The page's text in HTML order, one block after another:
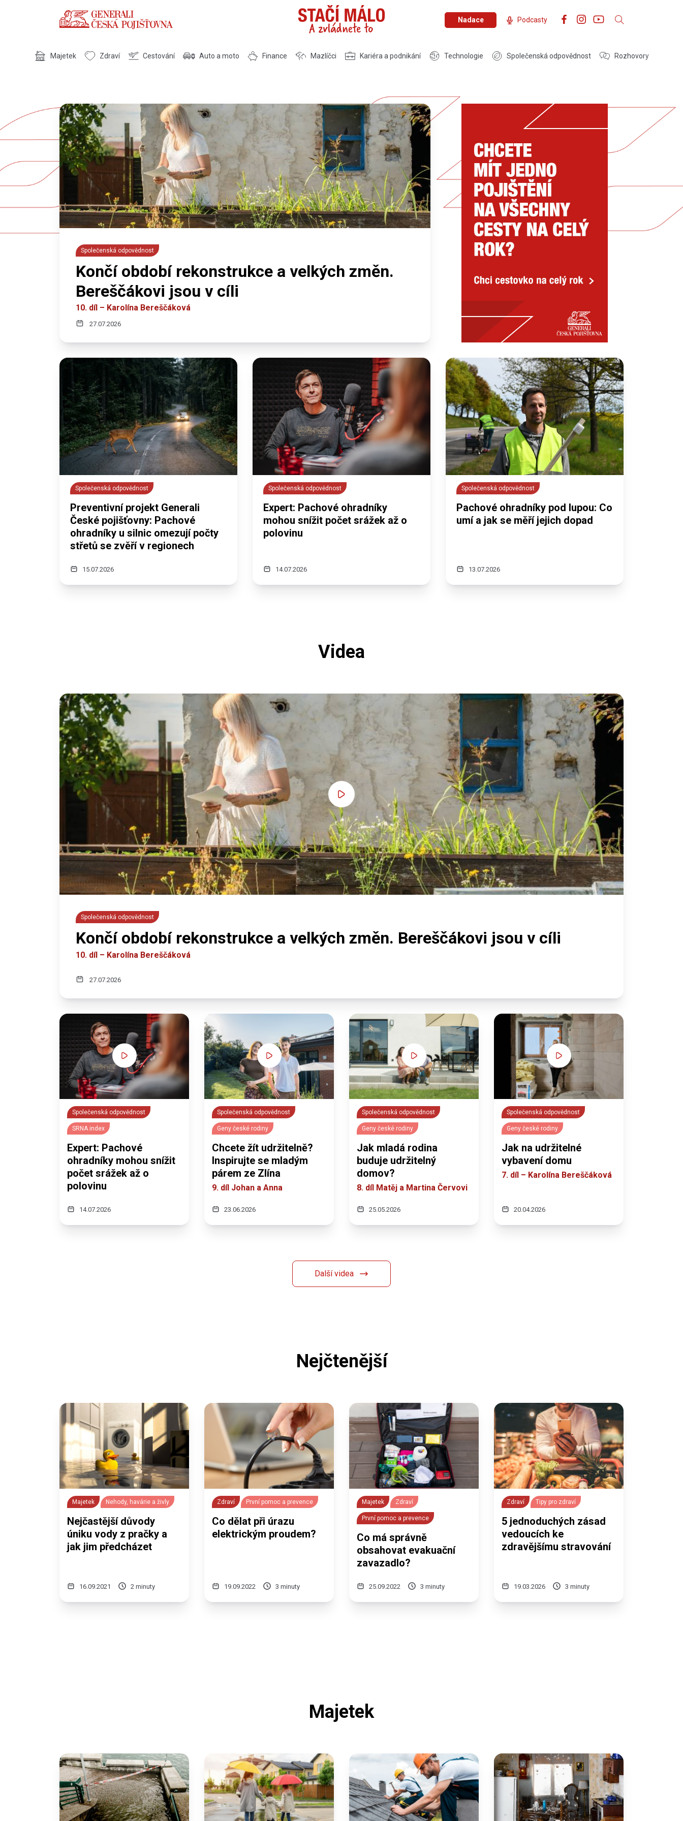
Nadace Podcasty
Majetek Zdraví Cestování Auto a moto Finance Mazlíčci Kariéra a podnikání Technologie Společenská odpovědnost Rozhovory
Společenská odpovědnost
Končí období rekonstrukce a velkých změn.
Bereščákovi jsou v cíli
10. díl – Karolína Bereščáková
27.07.2026
Společenská odpovědnost
Preventivní projekt Generali
České pojišťovny: Pachové
ohradníky u silnic omezují počty
střetů se zvěří v regionech
15.07.2026
Společenská odpovědnost
Expert: Pachové ohradníky
mohou snížit počet srážek až o
polovinu
14.07.2026
Společenská odpovědnost
Pachové ohradníky pod lupou: Co
umí a jak se měří jejich dopad
13.07.2026
Videa
Společenská odpovědnost
Končí období rekonstrukce a velkých změn. Bereščákovi jsou v cíli
10. díl – Karolína Bereščáková
27.07.2026
Společenská odpovědnost
SRNA index
Expert: Pachové
ohradníky mohou snížit
počet srážek až o
polovinu
14.07.2026
Společenská odpovědnost
Geny české rodiny
Chcete žít udržitelně?
Inspirujte se mladým
párem ze Zlína
9. díl Johan a Anna
23.06.2026
Společenská odpovědnost
Geny české rodiny
Jak mladá rodina
buduje udržitelný
domov?
8. díl Matěj a Martina Červovi
25.05.2026
Společenská odpovědnost
Geny české rodiny
Jak na udržitelné
vybavení domu
7. díl – Karolína Bereščáková
20.04.2026
Další videa
Nejčtenější
Majetek Nehody, havárie a živly
Nejčastější důvody
úniku vody z pračky a
jak jim předcházet
16.09.2021 2 minuty
Zdraví První pomoc a prevence
Co dělat při úrazu
elektrickým proudem?
19.09.2022 3 minuty
Majetek Zdraví
První pomoc a prevence
Co má správně
obsahovat evakuační
zavazadlo?
25.09.2022 3 minuty
Zdraví Tipy pro zdraví
5 jednoduchých zásad
vedoucích ke
zdravějšímu stravování
19.03.2026 3 minuty
Majetek